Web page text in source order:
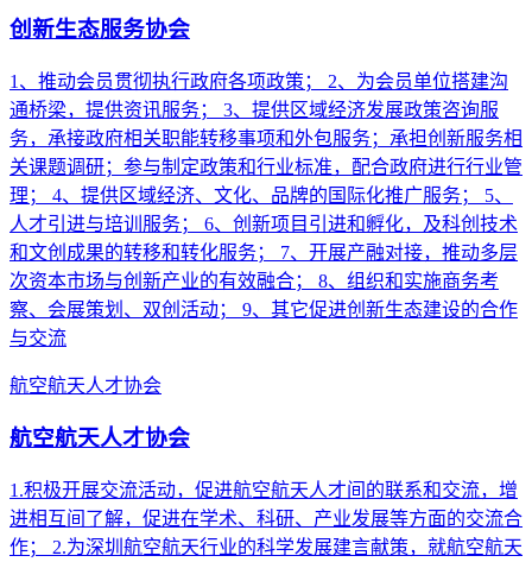
创新生态服务协会
1、推动会员贯彻执行政府各项政策； 2、为会员单位搭建沟
通桥梁，提供资讯服务； 3、提供区域经济发展政策咨询服
务，承接政府相关职能转移事项和外包服务；承担创新服务相
关课题调研；参与制定政策和行业标准，配合政府进行行业管
理； 4、提供区域经济、文化、品牌的国际化推广服务； 5、
人才引进与培训服务； 6、创新项目引进和孵化，及科创技术
和文创成果的转移和转化服务； 7、开展产融对接，推动多层
次资本市场与创新产业的有效融合； 8、组织和实施商务考
察、会展策划、双创活动； 9、其它促进创新生态建设的合作
与交流
航空航天人才协会
航空航天人才协会
1.积极开展交流活动，促进航空航天人才间的联系和交流，增
进相互间了解，促进在学术、科研、产业发展等方面的交流合
作； 2.为深圳航空航天行业的科学发展建言献策，就航空航天